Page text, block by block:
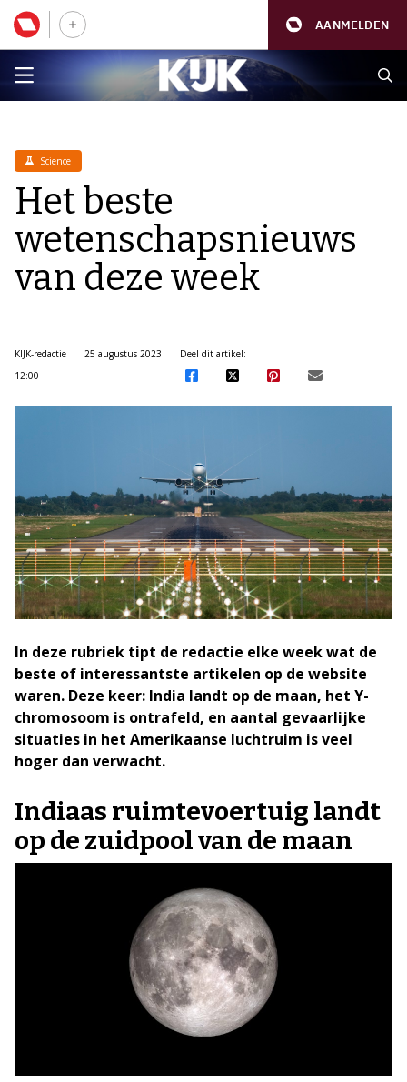
AANMELDEN
Science
Het beste
wetenschapsnieuws
van deze week
KIJK-redactie
25 augustus 2023
12:00
Deel dit artikel:
In deze rubriek tipt de redactie elke week wat de
beste of interessantste artikelen op de website
waren. Deze keer: India landt op de maan, het Y-
chromosoom is ontrafeld, en aantal gevaarlijke
situaties in het Amerikaanse luchtruim is veel
hoger dan verwacht.
Indiaas ruimtevoertuig landt
op de zuidpool van de maan